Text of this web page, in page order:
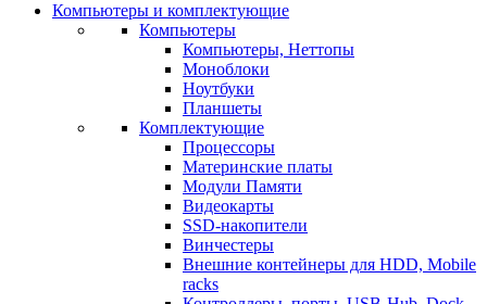
Компьютеры и комплектующие
Компьютеры
Компьютеры, Неттопы
Моноблоки
Ноутбуки
Планшеты
Комплектующие
Процессоры
Материнские платы
Модули Памяти
Видеокарты
SSD-накопители
Винчестеры
Внешние контейнеры для HDD, Mobile
racks